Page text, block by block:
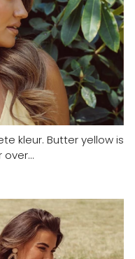
kleur. Butter yellow is